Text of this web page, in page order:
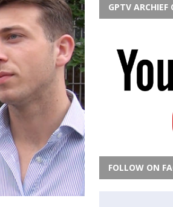
GPTV ARCHIEF
FOLLOW ON